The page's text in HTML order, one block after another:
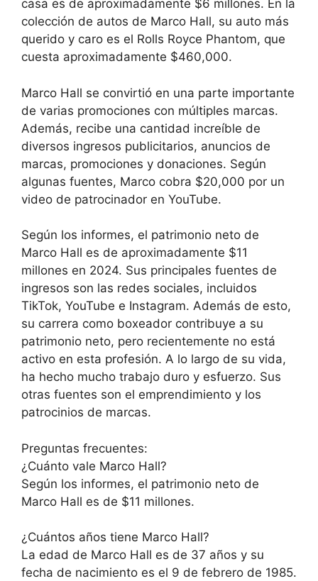
casa es de aproximadamente $6 millones. En la
colección de autos de Marco Hall, su auto más
querido y caro es el Rolls Royce Phantom, que
cuesta aproximadamente $460,000.
Marco Hall se convirtió en una parte importante
de varias promociones con múltiples marcas.
Además, recibe una cantidad increíble de
diversos ingresos publicitarios, anuncios de
marcas, promociones y donaciones. Según
algunas fuentes, Marco cobra $20,000 por un
video de patrocinador en YouTube.
Según los informes, el patrimonio neto de
Marco Hall es de aproximadamente $11
millones en 2024. Sus principales fuentes de
ingresos son las redes sociales, incluidos
TikTok, YouTube e Instagram. Además de esto,
su carrera como boxeador contribuye a su
patrimonio neto, pero recientemente no está
activo en esta profesión. A lo largo de su vida,
ha hecho mucho trabajo duro y esfuerzo. Sus
otras fuentes son el emprendimiento y los
patrocinios de marcas.
Preguntas frecuentes:
¿Cuánto vale Marco Hall?
Según los informes, el patrimonio neto de
Marco Hall es de $11 millones.
¿Cuántos años tiene Marco Hall?
La edad de Marco Hall es de 37 años y su
fecha de nacimiento es el 9 de febrero de 1985.